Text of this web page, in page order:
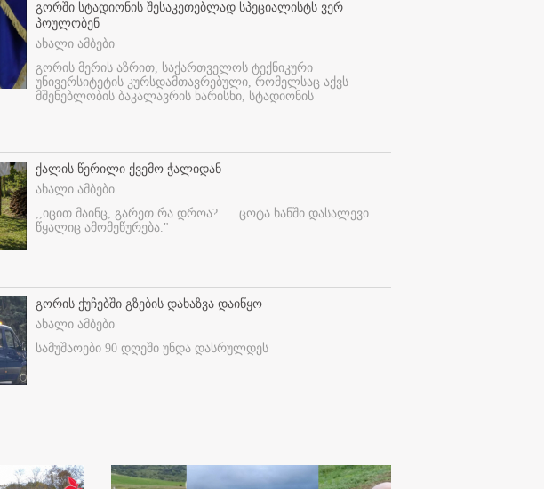
გორში სტადიონის შესაკეთებლად სპეციალისტს ვერ
პოულობენ
ახალი ამბები
გორის მერის აზრით, საქართველოს ტექნიკური
უნივერსიტეტის კურსდამთავრებული, რომელსაც აქვს
მშენებლობის ბაკალავრის ხარისხი, სტადიონის
ქალის წერილი ქვემო ჭალიდან
ახალი ამბები
,,იცით მაინც, გარეთ რა დროა? ... ცოტა ხანში დასალევი
წყალიც ამომეწურება."
გორის ქუჩებში გზების დახაზვა დაიწყო
ახალი ამბები
სამუშაოები 90 დღეში უნდა დასრულდეს